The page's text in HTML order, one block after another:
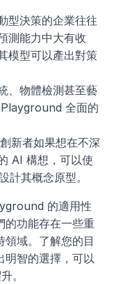
型決策的企業往往
測能力中大有收
模型可以產出對策
、物體檢測甚至藝
全面的
新者如果想在不深
AI 構想，可以使
其概念原型。
的適用性
的功能存在一些重
域。了解您的目
明智的選擇，可以
。